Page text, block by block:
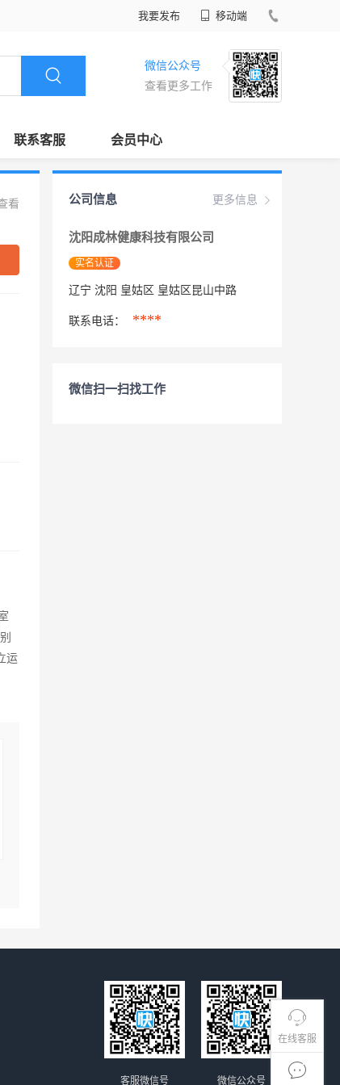
我要发布 移动端
微信公众号
查看更多工作
联系客服 会员中心
在线客服
看
运
更多信息
公司信息
沈阳成林健康科技有限公司
实名认证
辽宁 沈阳 皇姑区 皇姑区昆山中路
联系电话： ****
微信扫一扫找工作
微信公众号
客服微信号